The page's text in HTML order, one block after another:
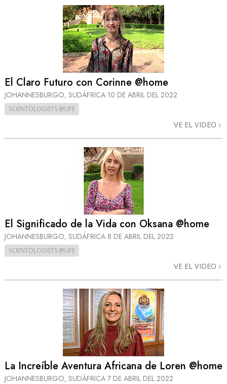
El Claro Futuro con Corinne @home
JOHANNESBURGO, SUDÁFRICA 10 DE ABRIL DEL 2022
SCIENTOLOGISTS @LIFE
VE EL VIDEO
El Significado de la Vida con Oksana @home
JOHANNESBURGO, SUDÁFRICA 8 DE ABRIL DEL 2022
SCIENTOLOGISTS @LIFE
VE EL VIDEO
La Increíble Aventura Africana de Loren @home
JOHANNESBURGO, SUDÁFRICA 7 DE ABRIL DEL 2022